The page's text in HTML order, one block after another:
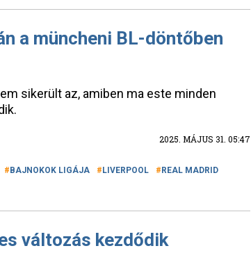
a müncheni BL-döntőben
sikerült az, amiben ma este minden
2025. MÁJUS 31. 05:47
BAJNOKOK LIGÁJA LIVERPOOL
REAL MADRID
változás kezdődik